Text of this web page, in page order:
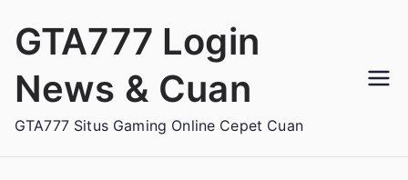
GTA777 Login
News & Cuan
GTA777 Situs Gaming Online Cepet Cuan